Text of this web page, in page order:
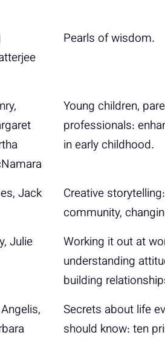
‎Pearls of wisdom‬.
Young children,
professionals:
in early childhood‬.
‏‫‭‭‭‭C‭‭‭‭‭reative storytelling: building
Jack
‏‫.‎Working it out at
understanding
Julie
‏‫Secrets about life
should know: ten